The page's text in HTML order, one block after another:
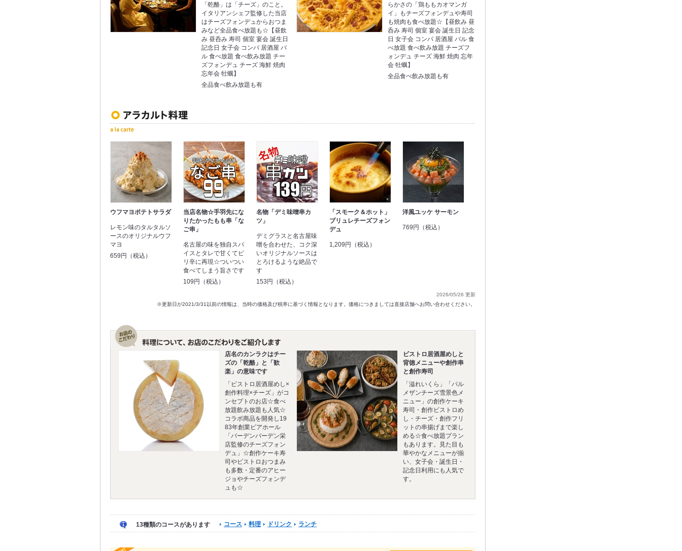
「乾酪」は「チーズ」のこと。
イタリアンシェフ監修した当店
はチーズフォンデュからおつま
みなど全品食べ放題も☆【昼飲
み 昼呑み 寿司 個室 宴会 誕生日
記念日 女子会 コンパ 居酒屋 バ
ル 食べ放題 食べ飲み放題 チー
ズフォンデュ チーズ 海鮮 焼肉
忘年会 牡蠣】
全品食べ飲み放題も有
らかさの「鶏ももカオマンガ
イ」もチーズフォンデュや寿司
も焼肉も食べ放題☆【昼飲み 昼
呑み 寿司 個室 宴会 誕生日 記念
日 女子会 コンパ 居酒屋 バル 食
べ放題 食べ飲み放題 チーズフ
ォンデュ チーズ 海鮮 焼肉 忘年
会 牡蠣】
全品食べ飲み放題も有
ウフマヨポテトサラダ
レモン味のタルタルソ
ースのオリジナルウフ
マヨ
659円（税込）
当店名物☆手羽先にな
りたかったもも串「な
ご串」
名古屋の味を独自スパ
イスとタレで甘くてピ
リ辛に再現☆ついつい
食べてしまう旨さです
109円（税込）
名物「デミ味噌串カ
ツ」
デミグラスと名古屋味
噌を合わせた、コク深
いオリジナルソースは
とろけるような絶品で
す
153円（税込）
「スモーク＆ホット」
ブリュレチーズフォン
デュ
1,209円（税込）
洋風ユッケ サーモン
769円（税込）
2026/05/26 更新
※更新日が2021/3/31以前の情報は、当時の価格及び税率に基づく情報となります。価格につきましては直接店舗へお問い合わせください。
店名のカンラクはチー
ズの「乾酪」と「歓
楽」の意味です
「ビストロ居酒屋めし×
創作料理×チーズ」がコ
ンセプトのお店☆食べ
放題飲み放題も人気☆
コラボ商品を開発し19
83年創業ビアホール
「バーデンバーデン栄
店監修のチーズフォン
デュ」☆創作ケーキ寿
司やビストロおつまみ
も多数・定番のアヒー
ジョやチーズフォンデ
ュも☆
ビストロ居酒屋めしと
背徳メニューや創作串
と創作寿司
「溢れいくら」「パル
メザンチーズ雪景色メ
ニュー」の創作ケーキ
寿司・創作ビストロめ
し・チーズ・創作フリ
ットの串揚げまで楽し
める☆食べ放題プラン
もあります。見た目も
華やかなメニューが揃
い、女子会・誕生日・
記念日利用にも人気で
す。
13種類のコースがあります コース 料理 ドリンク ランチ